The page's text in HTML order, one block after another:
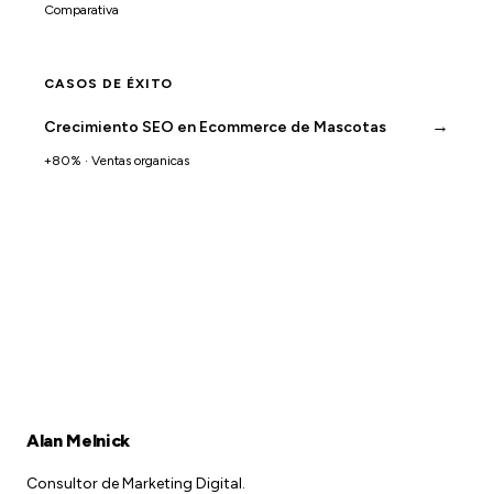
Comparativa
CASOS DE ÉXITO
Crecimiento SEO en Ecommerce de Mascotas
+80% · Ventas organicas
→
Alan Melnick
Consultor de Marketing Digital.